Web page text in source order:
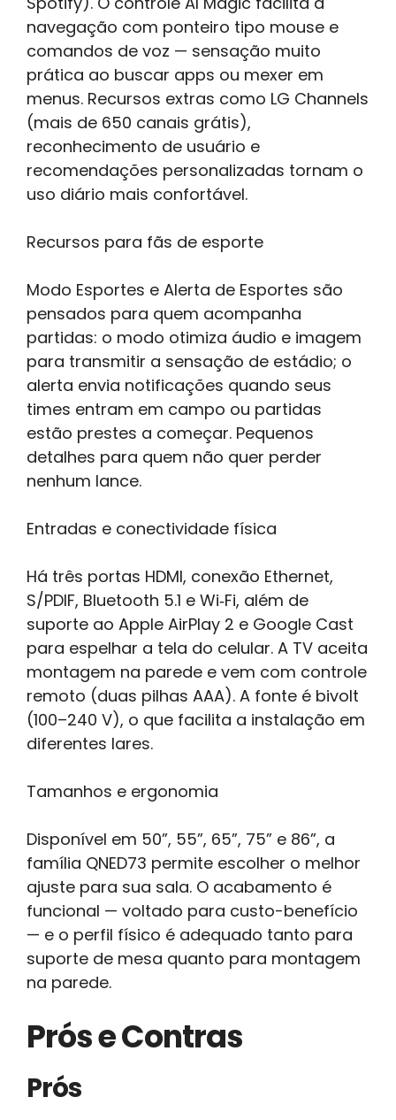
navegação com ponteiro tipo mouse e
comandos de voz — sensação muito
prática ao buscar apps ou mexer em
menus. Recursos extras como LG Channels
(mais de 650 canais grátis),
reconhecimento de usuário e
recomendações personalizadas tornam o
uso diário mais confortável.
Recursos para fãs de esporte
Modo Esportes e Alerta de Esportes são
pensados para quem acompanha
partidas: o modo otimiza áudio e imagem
para transmitir a sensação de estádio; o
alerta envia notificações quando seus
times entram em campo ou partidas
estão prestes a começar. Pequenos
detalhes para quem não quer perder
nenhum lance.
Entradas e conectividade física
Há três portas HDMI, conexão Ethernet,
S/PDIF, Bluetooth 5.1 e Wi‑Fi, além de
suporte ao Apple AirPlay 2 e Google Cast
para espelhar a tela do celular. A TV aceita
montagem na parede e vem com controle
remoto (duas pilhas AAA). A fonte é bivolt
(100–240 V), o que facilita a instalação em
diferentes lares.
Tamanhos e ergonomia
Disponível em 50”, 55”, 65”, 75” e 86”, a
família QNED73 permite escolher o melhor
ajuste para sua sala. O acabamento é
funcional — voltado para custo-benefício
— e o perfil físico é adequado tanto para
suporte de mesa quanto para montagem
na parede.
Prós e Contras
Prós